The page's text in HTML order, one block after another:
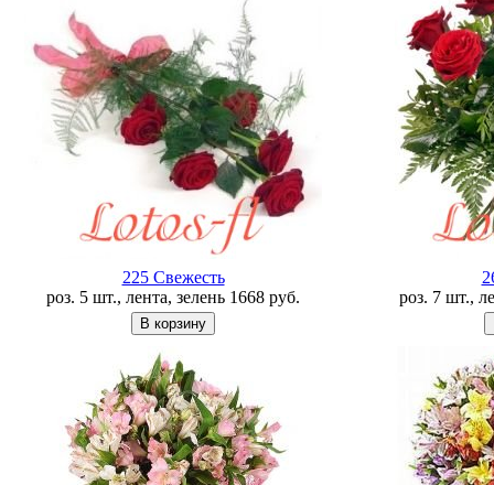
225 Свежесть
роз. 5 шт., лента, зелень 1668 руб.
роз. 7 шт.,